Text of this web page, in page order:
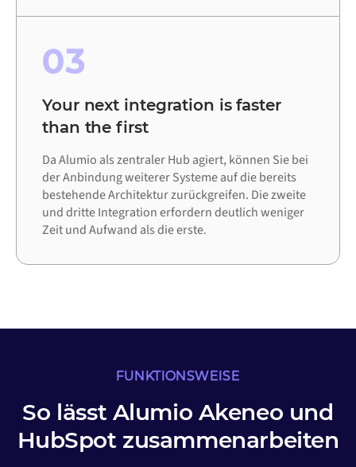
03
Your next integration is faster
than the first
Da Alumio als zentraler Hub agiert, können Sie bei
der Anbindung weiterer Systeme auf die bereits
bestehende Architektur zurückgreifen. Die zweite
und dritte Integration erfordern deutlich weniger
Zeit und Aufwand als die erste.
FUNKTIONSWEISE
So lässt Alumio Akeneo und
HubSpot zusammenarbeiten